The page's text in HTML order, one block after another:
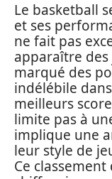
Le basketball
et ses
ne fait pas
apparaître
marqué des
indélébile
meilleurs
limite pas à
implique une
leur style de
Ce